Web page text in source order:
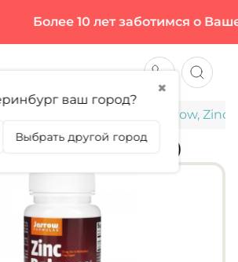
Более 10 лет заботимся о
Jarrow,
30 КАПС (30 ПОРЦИЙ)
✖
ваш город?
Выбрать другой город